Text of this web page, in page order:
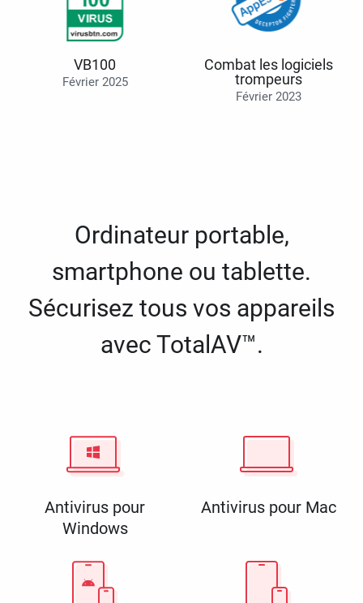
VB100
Février 2025
Combat les logiciels
trompeurs
Février 2023
Ordinateur portable,
smartphone ou tablette.
Sécurisez tous vos appareils
avec TotalAV™.
Antivirus pour
Windows
Antivirus pour Mac